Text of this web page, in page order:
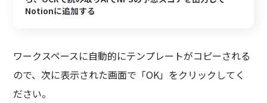
Notionに追加する
ワークスペースに自動的にテンプレートがコピーされる
ので、次に表示された画面で「OK」をクリックしてく
ださい。